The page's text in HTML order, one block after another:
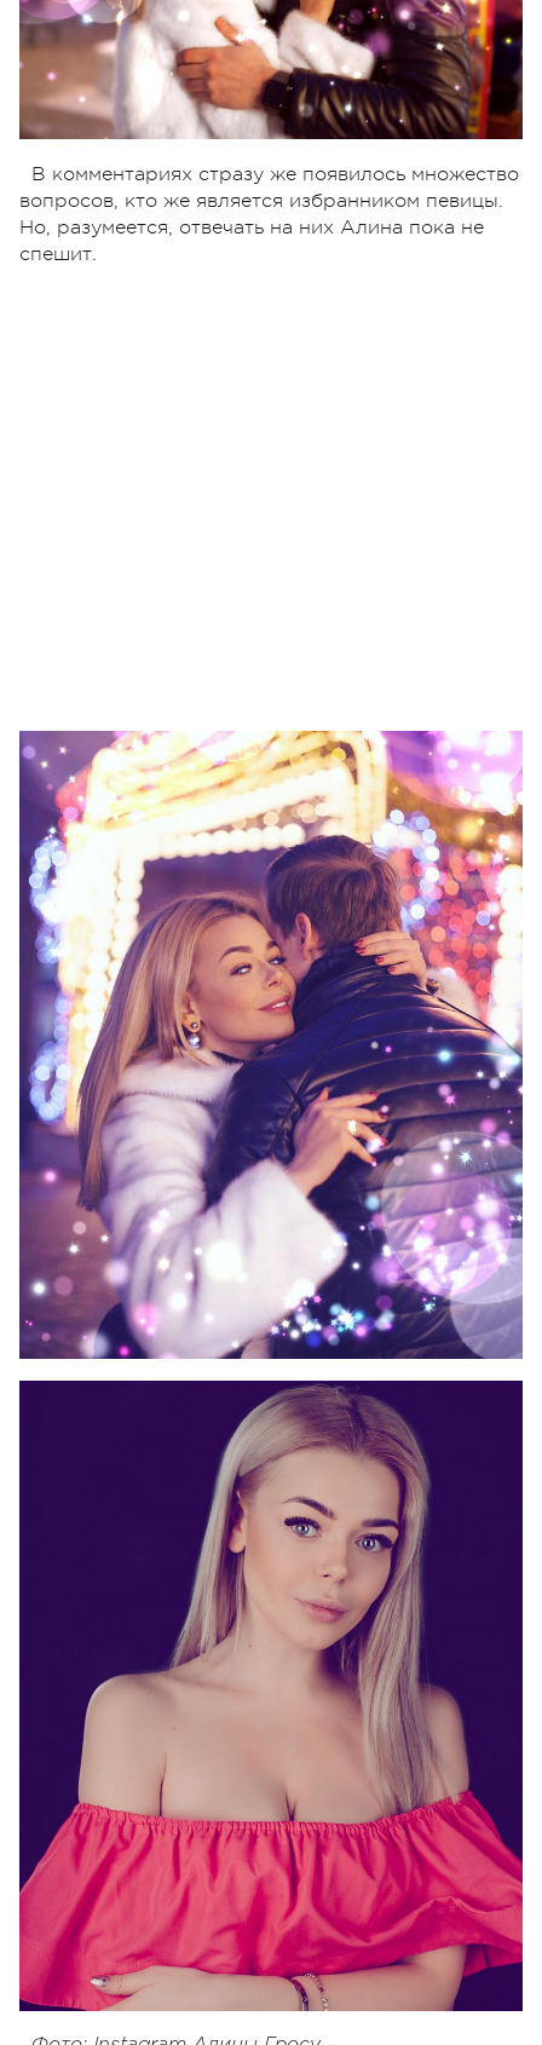
В комментариях стразу же появилось множество
вопросов, кто же является избранником певицы.
Но, разумеется, отвечать на них Алина пока не
спешит.